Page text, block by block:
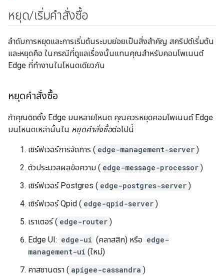
หยุด/เริ่มคำสั่งซื้อ
ลำดับการหยุดและการเริ่มต้นระบบย่อยเป็นสิ่งสำคัญ สคริปต์เริ่มต้น
และหยุดคือ ในกรณีที่ดูแลเรื่องนั้นแทนคุณสำหรับคอมโพเนนต์
Edge ที่ทำงานในโหนดเดียวกัน
หยุดคำสั่งซื้อ
ถ้าคุณติดตั้ง Edge บนหลายโหนด คุณควรหยุดคอมโพเนนต์ Edge
บนโหนดเหล่านั้นใน หยุดคำสั่งซื้อต่อไปนี้
เซิร์ฟเวอร์การจัดการ ( edge-management-server )
ตัวประมวลผลข้อความ ( edge-message-processor )
เซิร์ฟเวอร์ Postgres ( edge-postgres-server )
เซิร์ฟเวอร์ Qpid ( edge-qpid-server )
เราเตอร์ ( edge-router )
Edge UI: edge-ui (คลาสสิก) หรือ edge-
management-ui (ใหม่)
คาสซานดรา ( apigee-cassandra )